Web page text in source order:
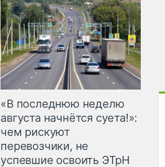
«В последнюю неделю
августа начнётся суета!»:
чем рискуют
перевозчики, не
успевшие освоить ЭТрН